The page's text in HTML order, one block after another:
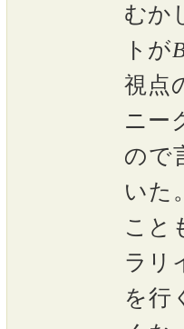
むか
トが
視点
ニー
ので
いた
こと
ラリ
を行